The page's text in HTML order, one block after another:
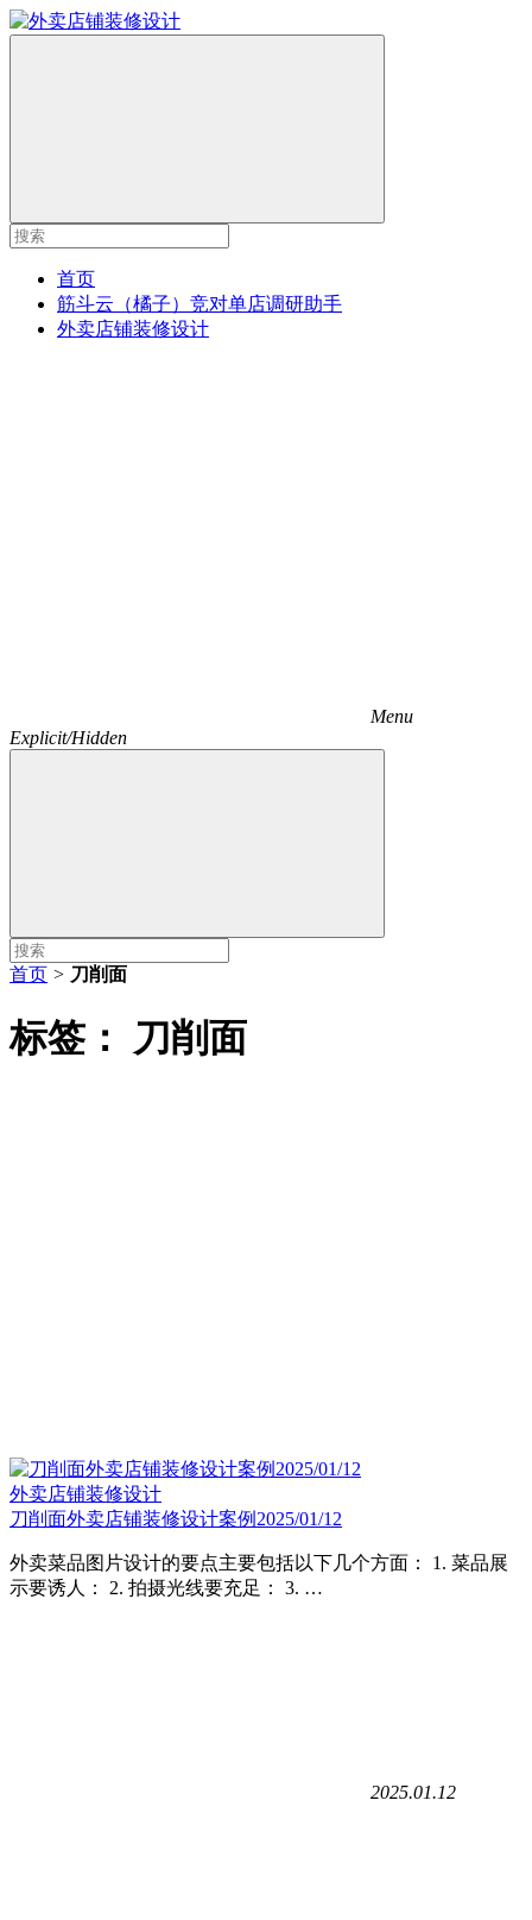
首页
筋斗云（橘子）竞对单店调研助手
外卖店铺装修设计
Menu
Explicit/Hidden
首页 > 刀削面
标签： 刀削面
外卖店铺装修设计
刀削面外卖店铺装修设计案例2025/01/12
外卖菜品图片设计的要点主要包括以下几个方面： ‌1. 菜品展
示要诱人‌： ‌2. 拍摄光线要充足‌： ‌3. …
2025.01.12